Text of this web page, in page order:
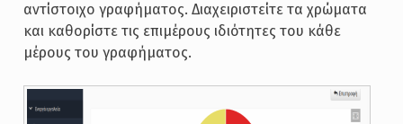
αντίστοιχο γραφήματος. Διαχειριστείτε τα χρώματα
και καθορίστε τις επιμέρους ιδιότητες του κάθε
μέρους του γραφήματος.